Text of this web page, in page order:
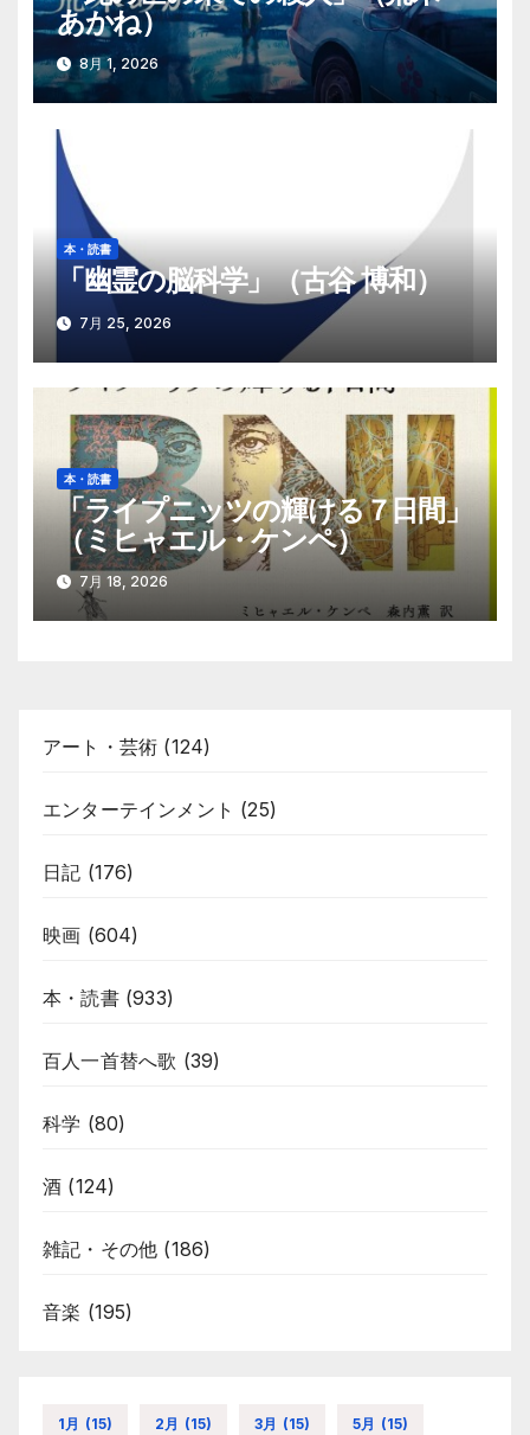
ン
あかね）
8月 1, 2026
本・読書
「幽霊の脳科学」（古谷 博和）
7月 25, 2026
本・読書
「ライプニッツの輝ける７日間」
（ミヒャエル・ケンペ）
7月 18, 2026
アート・芸術 (124)
エンターテインメント (25)
日記 (176)
映画 (604)
本・読書(933)
百人一首替へ歌 (39)
科学 (80)
酒 (124)
雑記・その他 (186)
音楽 (195)
1月 (15) 2月 (15) 3月 (15) 5月 (15)